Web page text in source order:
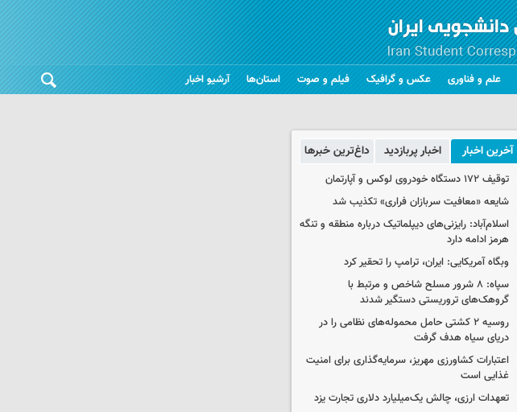
علم و فناوری عکس و گرافیک فیلم و صوت استان‌ها آرشیو اخبار
آخرین اخبار اخبار پربازدید داغ‌ترین خبرها
توقیف ۱۷۲ دستگاه خودروی لوکس و آپارتمان
شایعه «معافیت سربازان فراری» تکذیب شد
اسلام‌آباد: رایزنی‌های دیپلماتیک درباره منطقه و تنگه
هرمز ادامه دارد
وبگاه آمریکایی: ایران، ترامپ را تحقیر کرد
سپاه: ۸ شرور مسلح شاخص و مرتبط با
گروهک‌های تروریستی دستگیر شدند
روسیه ۲ کشتی حامل محموله‌های نظامی را در
دریای سیاه هدف گرفت
اعتبارات کشاورزی مهریز، سرمایه‌گذاری برای امنیت
غذایی است
تعهدات ارزی، چالش یک‌میلیارد دلاری تجارت یزد